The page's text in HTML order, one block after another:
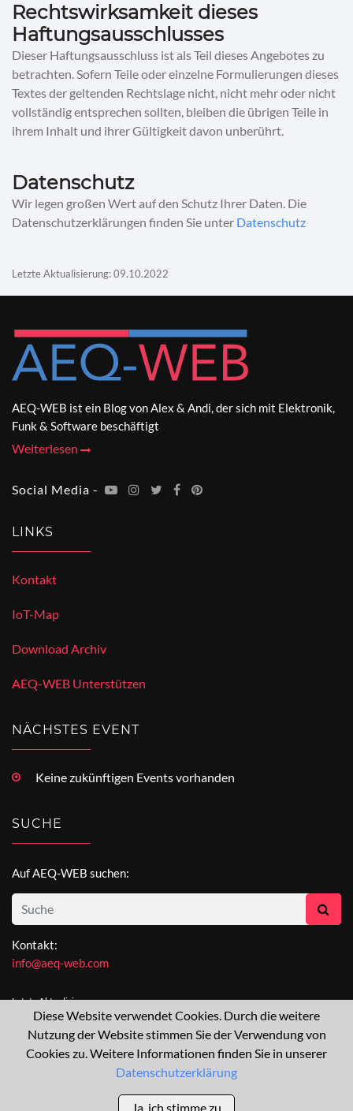
Rechtswirksamkeit dieses
Haftungsausschlusses
Dieser Haftungsausschluss ist als Teil dieses Angebotes zu
betrachten. Sofern Teile oder einzelne Formulierungen dieses
Textes der geltenden Rechtslage nicht, nicht mehr oder nicht
vollständig entsprechen sollten, bleiben die übrigen Teile in
ihrem Inhalt und ihrer Gültigkeit davon unberührt.
Datenschutz
Wir legen großen Wert auf den Schutz Ihrer Daten. Die
Datenschutzerklärungen finden Sie unter Datenschutz
Letzte Aktualisierung: 09.10.2022
AEQ-WEB ist ein Blog von Alex & Andi, der sich mit Elektronik,
Funk & Software beschäftigt
Weiterlesen
Social Media -
LINKS
Kontakt
IoT-Map
Download Archiv
AEQ-WEB Unterstützen
NÄCHSTES EVENT
Keine zukünftigen Events vorhanden
SUCHE
Auf AEQ-WEB suchen:
Kontakt:
info@aeq-web.com
Letzte Aktualisierung:
[not available]
Diese Website verwendet Cookies. Durch die weitere
Nutzung der Website stimmen Sie der Verwendung von
Cookies zu. Weitere Informationen finden Sie in unserer
Datenschutzerklärung
Ja, ich stimme zu
AEQ-WEB © 2015-2026 All Right Reserved
Impressum Datenschutz